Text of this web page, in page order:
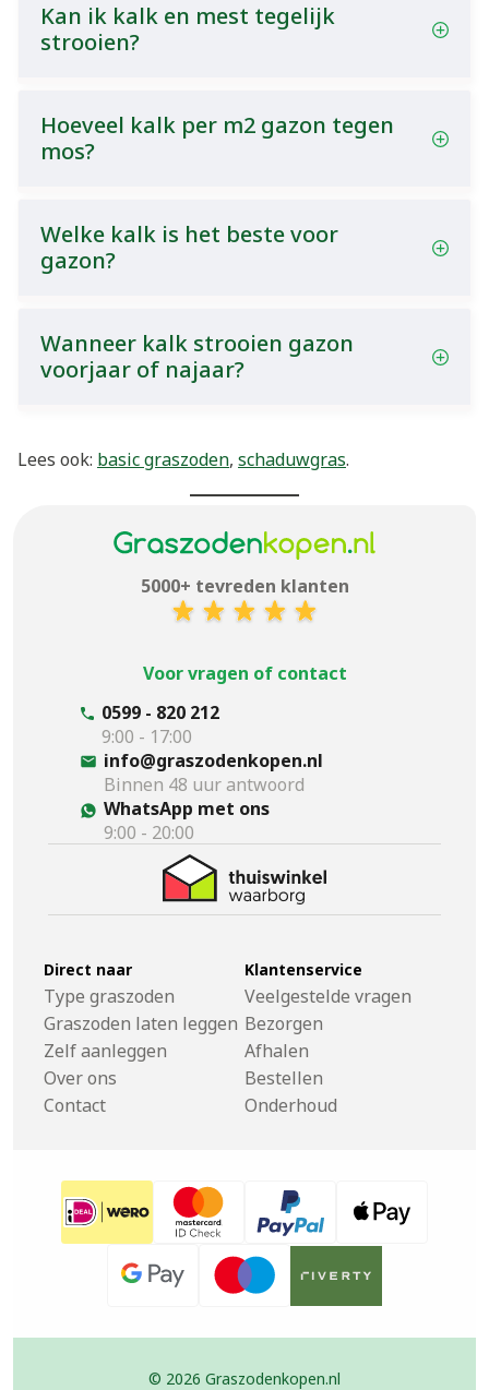
Kan ik kalk en mest tegelijk
strooien?
Hoeveel kalk per m2 gazon tegen
mos?
Welke kalk is het beste voor
gazon?
Wanneer kalk strooien gazon
voorjaar of najaar?
Lees ook: basic graszoden, schaduwgras.
5000+ tevreden klanten
Voor vragen of contact
0599 - 820 212
9:00 - 17:00
info@graszodenkopen.nl
Binnen 48 uur antwoord
WhatsApp met ons
9:00 - 20:00
Direct naar
Type graszoden
Graszoden laten leggen
Zelf aanleggen
Over ons
Contact
Klantenservice
Veelgestelde vragen
Bezorgen
Afhalen
Bestellen
Onderhoud
© 2026 Graszodenkopen.nl